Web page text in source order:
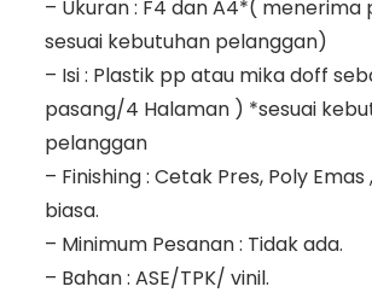
– Ukuran : F4 dan A4*( menerima
sesuai kebutuhan pelanggan)
– Isi : Plastik pp atau mika doff
pasang/4 Halaman ) *sesuai
pelanggan
– Finishing : Cetak Pres, Poly
biasa.
– Minimum Pesanan : Tidak ada.
– Bahan : ASE/TPK/ vinil.